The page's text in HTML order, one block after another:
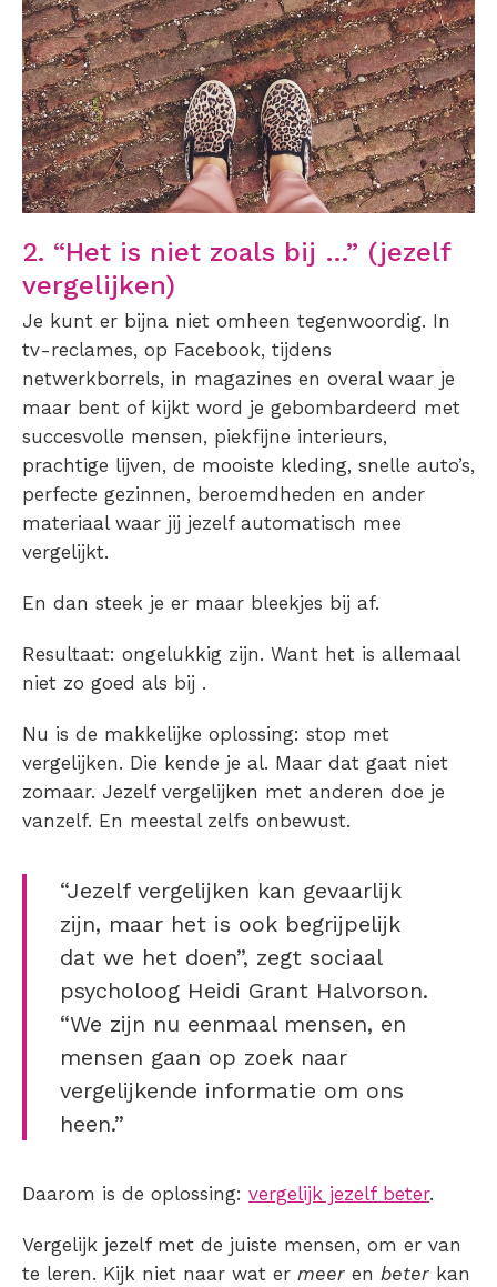
2. “Het is niet zoals bij …” (jezelf
vergelijken)
Je kunt er bijna niet omheen tegenwoordig. In
tv-reclames, op Facebook, tijdens
netwerkborrels, in magazines en overal waar je
maar bent of kijkt word je gebombardeerd met
succesvolle mensen, piekfijne interieurs,
prachtige lijven, de mooiste kleding, snelle auto’s,
perfecte gezinnen, beroemdheden en ander
materiaal waar jij jezelf automatisch mee
vergelijkt.
En dan steek je er maar bleekjes bij af.
Resultaat: ongelukkig zijn. Want het is allemaal
niet zo goed als bij .
Nu is de makkelijke oplossing: stop met
vergelijken. Die kende je al. Maar dat gaat niet
zomaar. Jezelf vergelijken met anderen doe je
vanzelf. En meestal zelfs onbewust.
“Jezelf vergelijken kan gevaarlijk
zijn, maar het is ook begrijpelijk
dat we het doen”, zegt sociaal
psycholoog Heidi Grant Halvorson.
“We zijn nu eenmaal mensen, en
mensen gaan op zoek naar
vergelijkende informatie om ons
heen.”
Daarom is de oplossing: vergelijk jezelf beter.
Vergelijk jezelf met de juiste mensen, om er van
te leren. Kijk niet naar wat er meer en beter kan